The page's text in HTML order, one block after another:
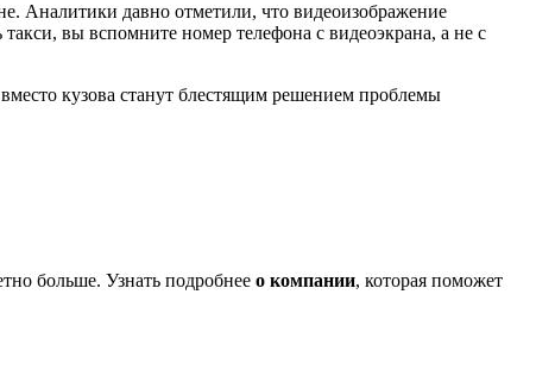
Аналитики давно отметили, что видеоизображение
вы вспомните номер телефона с видеоэкрана, а не с
кузова станут блестящим решением проблемы
больше. Узнать подробнее о компании, которая поможет